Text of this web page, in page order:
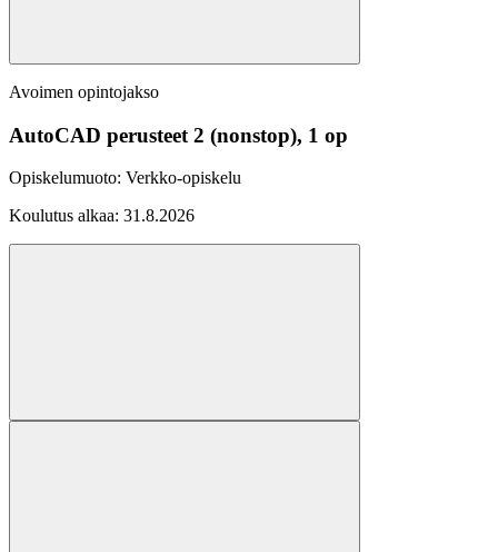
Avoimen opintojakso
AutoCAD perusteet 2 (nonstop), 1 op
Opiskelumuoto: Verkko-opiskelu
Koulutus alkaa: 31.8.2026